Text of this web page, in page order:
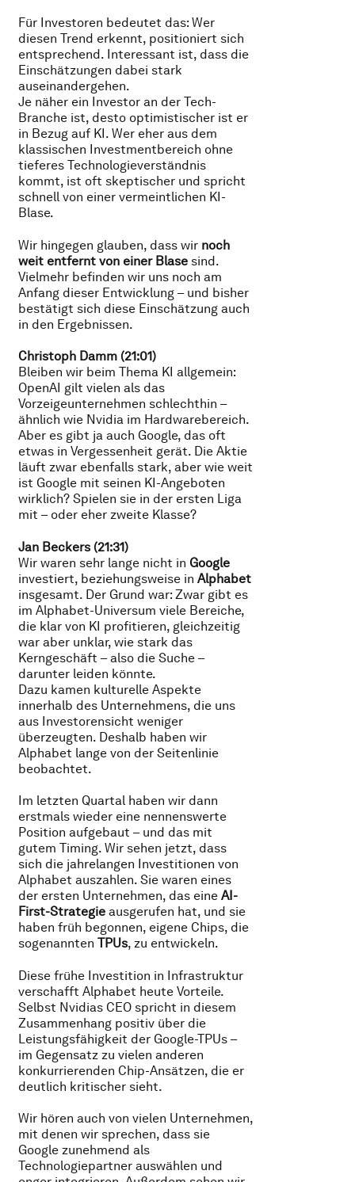
Für Investoren bedeutet das: Wer
diesen Trend erkennt, positioniert sich
entsprechend. Interessant ist, dass die
Einschätzungen dabei stark
auseinandergehen.
Je näher ein Investor an der Tech-
Branche ist, desto optimistischer ist er
in Bezug auf KI. Wer eher aus dem
klassischen Investmentbereich ohne
tieferes Technologieverständnis
kommt, ist oft skeptischer und spricht
schnell von einer vermeintlichen KI-
Blase.
Wir hingegen glauben, dass wir noch
weit entfernt von einer Blase sind.
Vielmehr befinden wir uns noch am
Anfang dieser Entwicklung – und bisher
bestätigt sich diese Einschätzung auch
in den Ergebnissen.
Christoph Damm (21:01)
Bleiben wir beim Thema KI allgemein:
OpenAI gilt vielen als das
Vorzeigeunternehmen schlechthin –
ähnlich wie Nvidia im Hardwarebereich.
Aber es gibt ja auch Google, das oft
etwas in Vergessenheit gerät. Die Aktie
läuft zwar ebenfalls stark, aber wie weit
ist Google mit seinen KI-Angeboten
wirklich? Spielen sie in der ersten Liga
mit – oder eher zweite Klasse?
Jan Beckers (21:31)
Wir waren sehr lange nicht in Google
investiert, beziehungsweise inAlphabet
insgesamt. Der Grund war: Zwar gibt es
im Alphabet-Universum viele Bereiche,
die klar von KI profitieren, gleichzeitig
war aber unklar, wie stark das
Kerngeschäft – also die Suche –
darunter leiden könnte.
Dazu kamen kulturelle Aspekte
innerhalb des Unternehmens, die uns
aus Investorensicht weniger
überzeugten. Deshalb haben wir
Alphabet lange von der Seitenlinie
beobachtet.
Im letzten Quartal haben wir dann
erstmals wieder eine nennenswerte
Position aufgebaut – und das mit
gutem Timing. Wir sehen jetzt, dass
sich die jahrelangen Investitionen von
Alphabet auszahlen. Sie waren eines
der ersten Unternehmen, das eineAI-
First-Strategie ausgerufen hat, und sie
haben früh begonnen, eigene Chips, die
sogenanntenTPUs, zu entwickeln.
Diese frühe Investition in Infrastruktur
verschafft Alphabet heute Vorteile.
Selbst Nvidias CEO spricht in diesem
Zusammenhang positiv über die
Leistungsfähigkeit der Google-TPUs –
im Gegensatz zu vielen anderen
konkurrierenden Chip-Ansätzen, die er
deutlich kritischer sieht.
Wir hören auch von vielen Unternehmen,
mit denen wir sprechen, dass sie
Google zunehmend als
Technologiepartner auswählen und